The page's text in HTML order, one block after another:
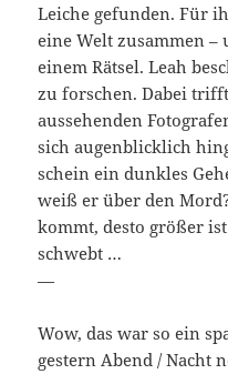
Leiche gefunden. Für
eine Welt zusammen
einem Rätsel. Leah
zu forschen. Dabei
aussehenden
sich augenblicklich
schein ein dunkles
weiß er über den
kommt, desto größer
schwebt …
—
Wow, das war so ein
gestern Abend / Nacht